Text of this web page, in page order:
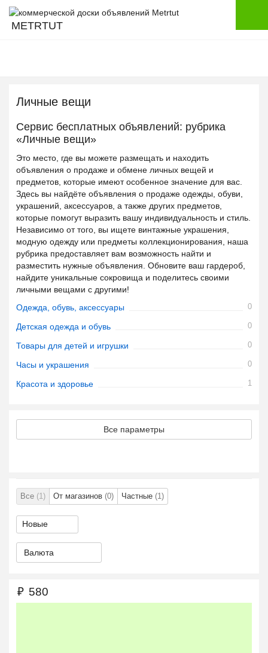
METRTUT
Личные вещи
Сервис бесплатных объявлений: рубрика
«Личные вещи»
Это место, где вы можете размещать и находить
объявления о продаже и обмене личных вещей и
предметов, которые имеют особенное значение для вас.
Здесь вы найдёте объявления о продаже одежды, обуви,
украшений, аксессуаров, а также других предметов,
которые помогут выразить вашу индивидуальность и стиль.
Независимо от того, вы ищете винтажные украшения,
модную одежду или предметы коллекционирования, наша
рубрика предоставляет вам возможность найти и
разместить нужные объявления. Обновите ваш гардероб,
найдите уникальные сокровища и поделитесь своими
личными вещами с другими!
Одежда, обувь, аксессуары
0
Детская одежда и обувь 0
Товары для детей и игрушки 0
Часы и украшения 0
Красота и здоровье 1
Все параметры
Все (1) От магазинов (0) Частные (1)
Валюта
₽ 580